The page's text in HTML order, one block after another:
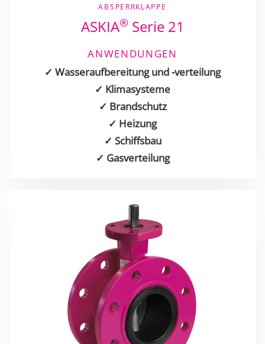
ABSPERRKLAPPE
ASKIA® Serie 21
ANWENDUNGEN
✓ Wasseraufbereitung und -verteilung
✓ Klimasysteme
✓ Brandschutz
✓ Heizung
✓ Schiffsbau
✓ Gasverteilung